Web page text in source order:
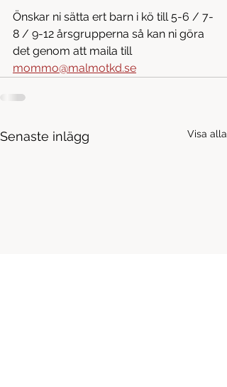
Önskar ni sätta ert barn i kö till 5-6 / 7-
8 / 9-12 årsgrupperna så kan ni göra
det genom att maila till
mommo@malmotkd.se
Senaste inlägg Visa alla